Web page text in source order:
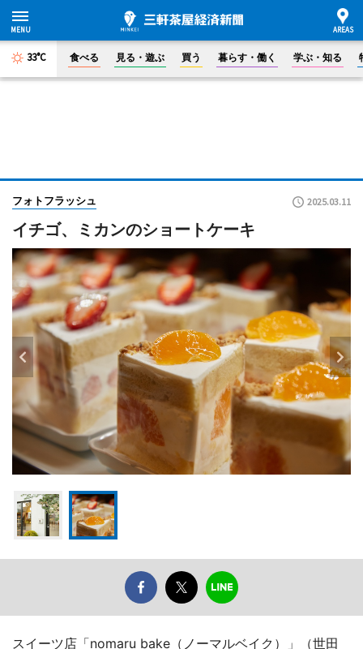
33°C 食べる 見る・遊ぶ 買う 暮らす・働く 学ぶ・知る
フォトフラッシュ 2025.03.11
イチゴ、ミカンのショートケーキ
スイーツ店「nomaru bake（ノーマルベイク）」（世田